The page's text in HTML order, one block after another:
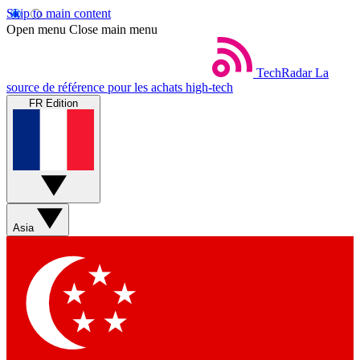
Skip to main content
Open menu Close main menu
TechRadar La
source de référence pour les achats high-tech
FR Edition
Asia